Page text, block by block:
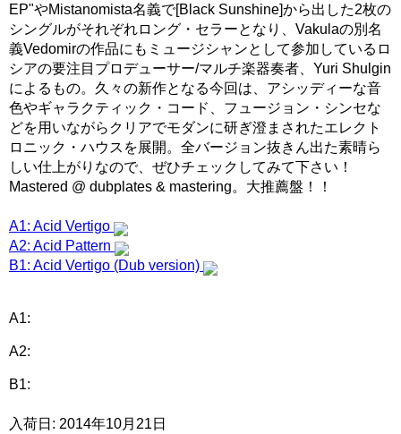
EP"やMistanomista名義で[Black Sunshine]から出した2枚の
シングルがそれぞれロング・セラーとなり、Vakulaの別名
義Vedomirの作品にもミュージシャンとして参加しているロ
シアの要注目プロデューサー/マルチ楽器奏者、Yuri Shulgin
によるもの。久々の新作となる今回は、アシッディーな音
色やギャラクティック・コード、フュージョン・シンセな
どを用いながらクリアでモダンに研ぎ澄まされたエレクト
ロニック・ハウスを展開。全バージョン抜きん出た素晴ら
しい仕上がりなので、ぜひチェックしてみて下さい！
Mastered @ dubplates & mastering。大推薦盤！！
A1: Acid Vertigo
A2: Acid Pattern
B1: Acid Vertigo (Dub version)
A1:
A2:
B1:
入荷日: 2014年10月21日